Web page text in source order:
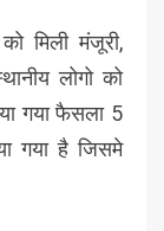
मिली मंजूरी,
लोगो को
गया फैसला 5
गया है जिसमे